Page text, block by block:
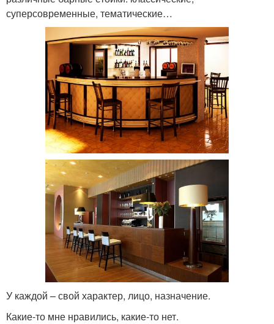
суперсовременные, тематические…
У каждой – свой характер, лицо, назначение.
Какие-то мне нравились, какие-то нет.